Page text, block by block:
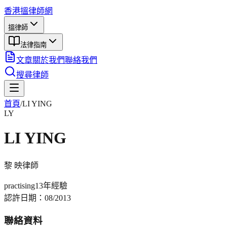
香港搵律師網
搵律師
法律指南
文章關於我們聯絡我們
搜尋律師
首頁/LI YING
LY
LI YING
黎 映律師
practising13年經驗
認許日期： 08/2013
聯絡資料